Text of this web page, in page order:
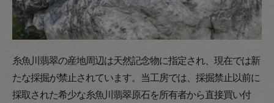
糸魚川翡翠の産地周辺は天然記念物に指定され、現在では新
たな採掘が禁止されています。当工房では、採掘禁止以前に
採取された希少な糸魚川翡翠原石を所有者から直接買い付